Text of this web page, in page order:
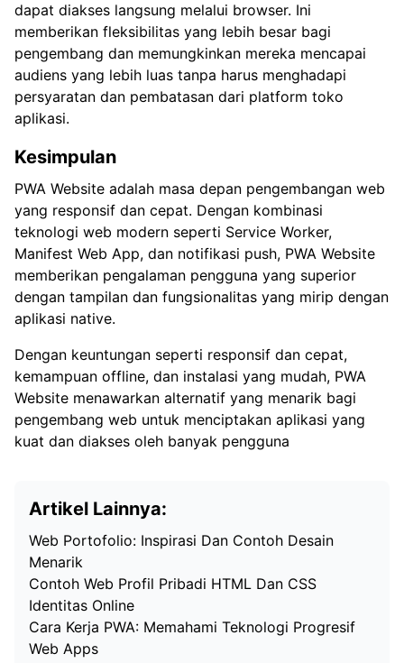
dapat diakses langsung melalui browser. Ini
memberikan fleksibilitas yang lebih besar bagi
pengembang dan memungkinkan mereka mencapai
audiens yang lebih luas tanpa harus menghadapi
persyaratan dan pembatasan dari platform toko
aplikasi.
Kesimpulan
PWA Website adalah masa depan pengembangan web
yang responsif dan cepat. Dengan kombinasi
teknologi web modern seperti Service Worker,
Manifest Web App, dan notifikasi push, PWA Website
memberikan pengalaman pengguna yang superior
dengan tampilan dan fungsionalitas yang mirip dengan
aplikasi native.
Dengan keuntungan seperti responsif dan cepat,
kemampuan offline, dan instalasi yang mudah, PWA
Website menawarkan alternatif yang menarik bagi
pengembang web untuk menciptakan aplikasi yang
kuat dan diakses oleh banyak pengguna
Artikel Lainnya:
Web Portofolio: Inspirasi Dan Contoh Desain
Menarik
Contoh Web Profil Pribadi HTML Dan CSS
Identitas Online
Cara Kerja PWA: Memahami Teknologi Progresif
Web Apps